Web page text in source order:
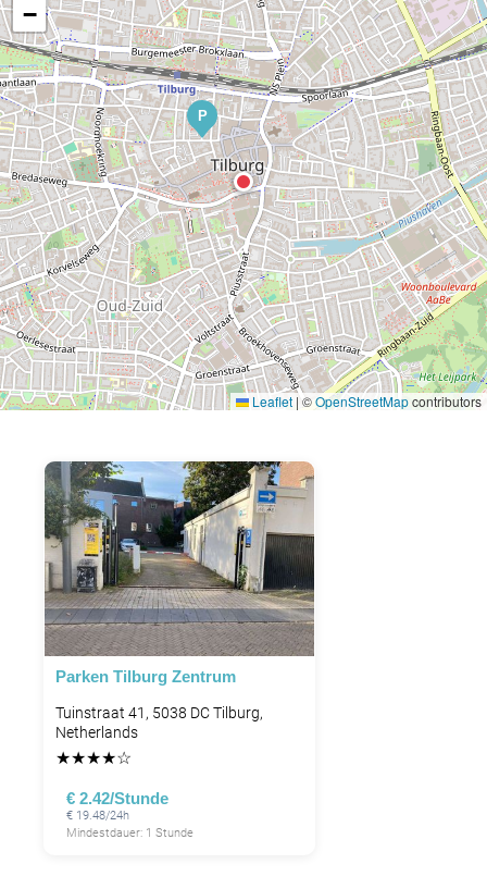
P
−
Leaflet | ©OpenStreetMapcontributors
Parken Tilburg Zentrum
Tuinstraat 41, 5038 DC Tilburg,
Netherlands
★★★★☆
€ 2.42/Stunde
€ 19.48/24h
Mindestdauer: 1 Stunde